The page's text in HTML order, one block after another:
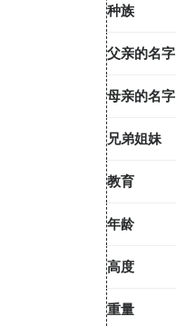
种族
父亲的名字
母亲的名字
兄弟姐妹
教育
年龄
高度
重量